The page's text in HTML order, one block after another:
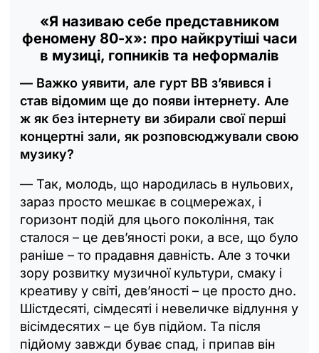
«Я називаю себе представником
феномену 80-х»: про найкрутіші часи
в музиці, гопників та неформалів
— Важко уявити, але гурт ВВ зʼявився і
став відомим ще до появи інтернету. Але
ж як без інтернету ви збирали свої перші
концертні зали, як розповсюджували свою
музику?
— Так, молодь, що народилась в нульових,
зараз просто мешкає в соцмережах, і
горизонт подій для цього покоління, так
сталося – це дев’яності роки, а все, що було
раніше – то прадавня давність. Але з точки
зору розвитку музичної культури, смаку і
креативу у світі, дев’яності – це просто дно.
Шістдесяті, сімдесяті і невеличке відлуння у
вісімдесятих – це був підйом. Та після
підйому завжди буває спад, і припав він